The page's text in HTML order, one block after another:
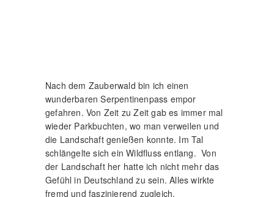
der Landschaft her hatte ich nicht mehr das
Gefühl in Deutschland zu sein. Alles wirkte
fremd und faszinierend zugleich.
Irgendwann erreichte ich dann mein erstes
Ziel, den angepeilten Campingplatz. Ich fuhr
die ca. 300 Meter lange Einfahrt entlang
(dieser Punkt wird gleich noch wichtig) und
hielt an der Schranke zum Platz an. „Bitte